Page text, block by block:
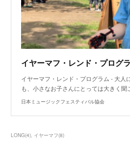
イヤーマフ・レンド・プログ
イヤーマフ・レンド・プログラム - 大人
も、小さなお子さんにとっては大きく
日本ミュージックフェスティバル協会
LONG(4) イヤーマフ(8)